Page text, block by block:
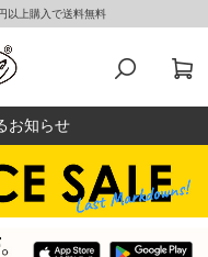
以上購入で送料無料
お知らせ